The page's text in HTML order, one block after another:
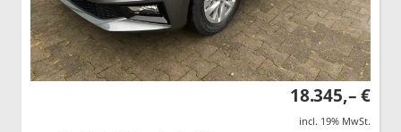
18.345,– €
incl. 19% MwSt.